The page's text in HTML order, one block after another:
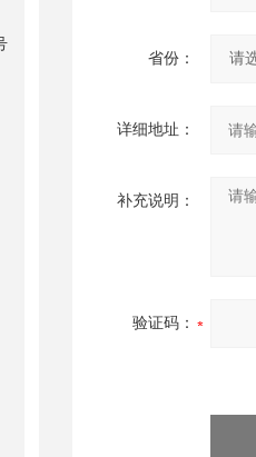
省份：
详细地址：
补充说明：
验证码：